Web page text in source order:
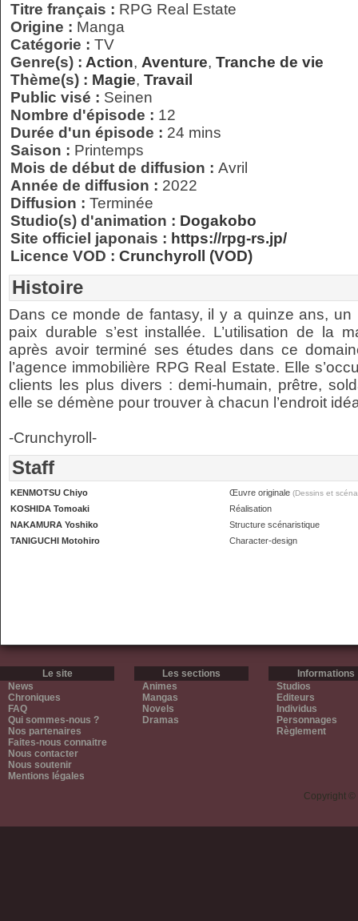
Titre français : RPG Real Estate
Origine : Manga
Catégorie : TV
Genre(s) : Action, Aventure, Tranche de vie
Thème(s) : Magie, Travail
Public visé : Seinen
Nombre d'épisode : 12
Durée d'un épisode : 24 mins
Saison : Printemps
Mois de début de diffusion : Avril
Année de diffusion : 2022
Diffusion : Terminée
Studio(s) d'animation : Dogakobo
Site officiel japonais : https://rpg-rs.jp/
Licence VOD : Crunchyroll (VOD)
Histoire
Dans ce monde de fantasy, il y a quinze ans,
paix durable s’est installée. L’utilisation de la
après avoir terminé ses études dans ce
l’agence immobilière RPG Real Estate. Elle
clients les plus divers : demi-humain, prêtre,
elle se démène pour trouver à chacun l’endroit
-Crunchyroll-
Staff
KENMOTSU Chiyo Œuvre originale (Dessins et
KOSHIDA Tomoaki
Réalisation
NAKAMURA Yoshiko
Structure scénaristique
TANIGUCHI Motohiro
Character-design
Le site
News
Chroniques
FAQ
Qui sommes-nous ?
Nos partenaires
Faites-nous connaitre
Nous contacter
Nous soutenir
Mentions légales
Les sections
Animes
Mangas
Novels
Dramas
Informations
Studios
Editeurs
Individus
Personnages
Règlement
Copyright ©